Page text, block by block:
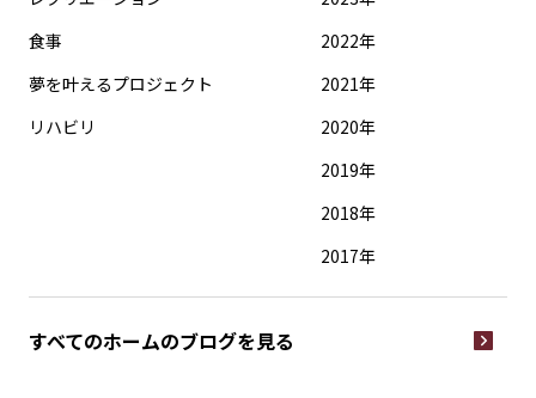
食事
夢を叶えるプロジェクト
リハビリ
2022年
2021年
2020年
2019年
2018年
2017年
すべてのホームのブログを見る